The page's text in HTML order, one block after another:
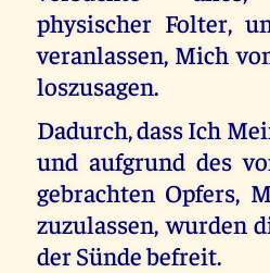
physischer Folter,
veranlassen, Mich
loszusagen.
Dadurch, dass Ich
und aufgrund des
gebrachten Opfers,
zuzulassen, wurden
der Sünde befreit.